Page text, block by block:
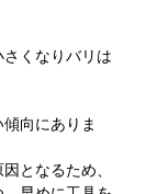
くなりバリは
向にありま
となるため、